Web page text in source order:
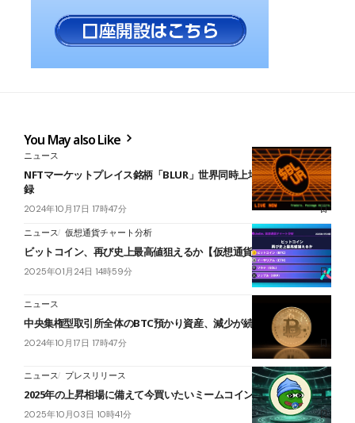
You May also Like
ニュース
NFTマーケットプレイス銘柄「BLUR」世界同時上場｜8ドル超を記
録
2024年10月17日 17時47分
ニュース 仮想通貨チャート分析
ビットコイン、再び史上最高値狙えるか【仮想通貨チャート分析】
2025年01月24日 14時59分
ニュース
中央集権型取引所全体のBTC預かり資産、減少が続く
2024年10月17日 17時47分
ニュース プレスリリース
2025年の上昇相場に備えて今買いたいミームコイン3選
2025年10月03日 10時41分